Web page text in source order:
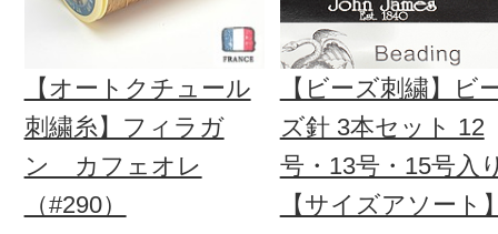
【オートクチュール
刺繍糸】フィラガ
ン カフェオレ
（#290）
【ビーズ刺繍】ビ
ズ針 3本セット 12
号・13号・15号入
【サイズアソート